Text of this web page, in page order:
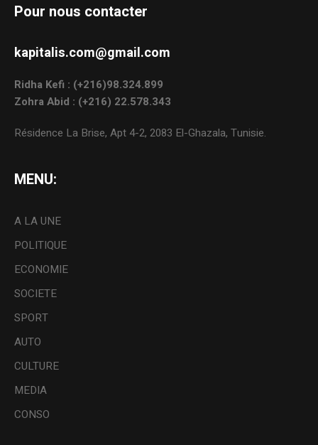
Pour nous contacter
kapitalis.com@gmail.com
Ridha Kefi : (+216)98.324.899
Zohra Abid : (+216) 22.578.343
Résidence La Brise, Apt 4-2, 2083 El-Ghazala, Tunisie.
MENU:
A LA UNE
POLITIQUE
ECONOMIE
SOCIETE
SPORT
AUTO
CULTURE
MEDIA
CONSO